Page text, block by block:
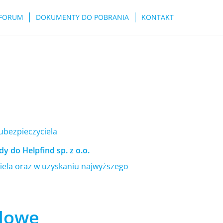
DOKUMENTY DO POBRANIA KONTAKT
do Helpfind sp. z o.o.
oraz w uzyskaniu najwyższego